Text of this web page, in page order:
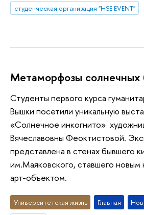
студенческая организация "HSE EVENT"
Метаморфозы солнечных
Студенты первого курса
Вышки посетили уникальную
«Солнечное инкогнито»
Вячеславовны Феоктистовой.
представлена в стенах бывшего
им.Маяковского, ставшего
арт-объектом.
Университетская жизнь Главная